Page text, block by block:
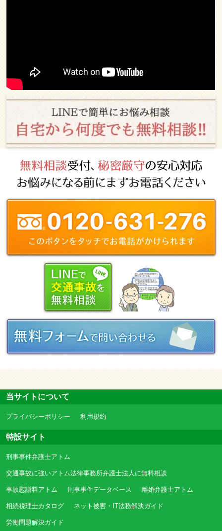
当サイトについて
プライバシーポリシー 利用規約
特設サイト
刑事事件弁護士アトム
交通事故に強いアトム法律事務所弁護士法人に無料相談
事故慰謝料アトム 刑事事件データベース 離婚弁護士アトム
相続税理士カタログ ネット被害・IT法務解決ガイド
労働問題解決ガイド